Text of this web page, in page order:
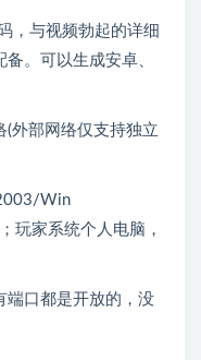
，与视频勃起的详细
。可以生成安卓、
(外部网络仅支持独立
Win
家系统个人电脑，
端口都是开放的，没